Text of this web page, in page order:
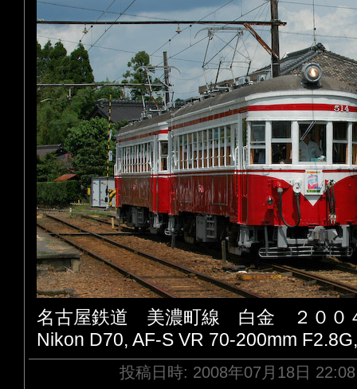
名古屋鉄道 美濃町線 白金 ２００
Nikon D70, AF-S VR 70-200mm
投稿日時: 2008年07月18日